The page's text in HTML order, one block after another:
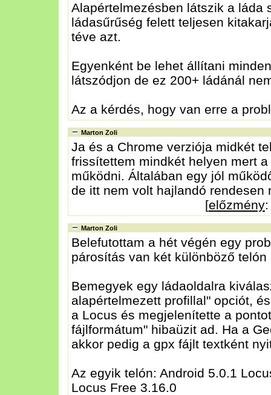
Alapértelmezésben látszik a láda
ládasűrűség felett teljesen
téve azt.
Egyenként be lehet állítani
látszódjon de ez 200+ ládánál
Az a kérdés, hogy van erre a
Marton Zoli
Ja és a Chrome verziója midkét
frissítettem mindkét helyen mert
működni. Általában egy jól
de itt nem volt hajlandó
[előzmény
Marton Zoli
Belefutottam a hét végén egy
párosítás van két különböző
Bemegyek egy ládaoldalra
alapértelmezett profillal" opciót,
a Locus és megjelenítette a
fájlformátum" hibaüzit ad. Ha a
akkor pedig a gpx fájlt textként
Az egyik telón: Android 5.0.1
Locus Free 3.16.0